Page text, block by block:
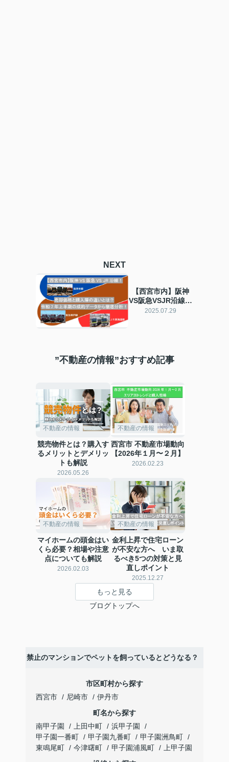
NEXT
【西宮市内】阪神
VS阪急VSJR沿線！
売却価格と購入層の
2025.07.29
”不動産の情報”おすすめ記事
不動産の情報
競売物件とは？購入す
るメリットとデメリッ
トも解説
2026.05.26
不動産の情報
西宮市 不動産市場動向
【2026年１月〜２月】
2026.02.23
不動産の情報
マイホームの頭金はい
くら必要？相場や注意
点についても解説
2026.02.03
不動産の情報
金利上昇で住宅ローン
が不安な方へ いま取
るべき5つの対策と見
直しポイント
2025.12.27
もっと見る
ブログトップへ
ペット禁止のマンションでペットを飼っているとどうなる？
市区町村から探す
西宮市
尼崎市
伊丹市
町名から探す
南甲子園
上田中町
浜甲子園
甲子園一番町
甲子園九番町
甲子園洲鳥町
東鳴尾町
今津曙町 甲子園浦風町
上甲子園